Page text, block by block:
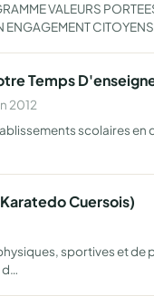
VALEURS
Temps
2012
scolaires
Cuersois)
sportives et
d…